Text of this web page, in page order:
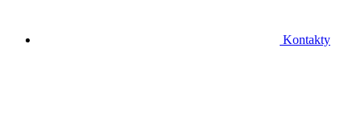
Kontakty